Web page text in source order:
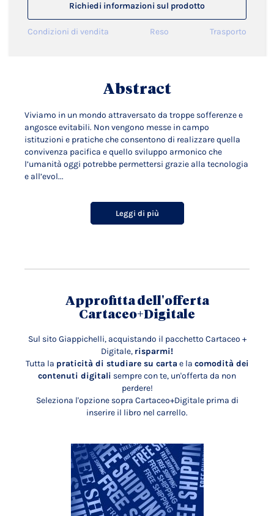
Richiedi informazioni sul prodotto
Condizioni di vendita Reso Trasporto
Abstract
Viviamo in un mondo attraversato da troppe sofferenze e
angosce evitabili. Non vengono messe in campo
istituzioni e pratiche che consentono di realizzare quella
convivenza pacifica e quello sviluppo armonico che
l’umanità oggi potrebbe permettersi grazie alla tecnologia
e all’evol...
Leggi di più
Approfitta dell'offerta
Cartaceo+Digitale
Sul sito Giappichelli, acquistando il pacchetto Cartaceo +
Digitale, risparmi!
Tutta la praticità di studiare su carta e la comodità dei
contenuti digitali sempre con te, un'offerta da non
perdere!
Seleziona l'opzione sopra Cartaceo+Digitale prima di
inserire il libro nel carrello.